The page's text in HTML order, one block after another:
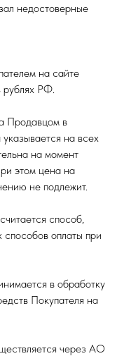
недостоверные
на сайте
рублях РФ.
Продавцом в
на всех
на момент
этом цена на
не подлежит.
способ,
оплаты при
в обработку
Покупателя на
через АО